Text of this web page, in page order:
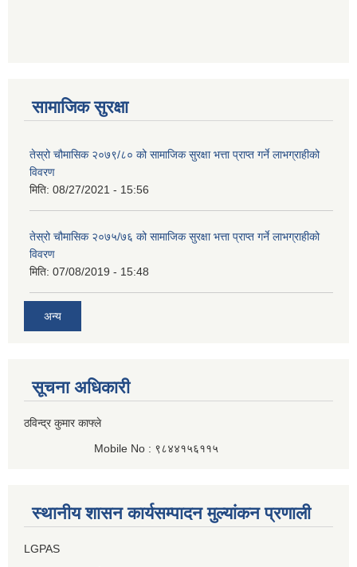
सामाजिक सुरक्षा
तेस्रो चौमासिक २०७९/८० को सामाजिक सुरक्षा भत्ता प्राप्त गर्ने लाभग्राहीको
विवरण
मिति: 08/27/2021 - 15:56
तेस्रो चौमासिक २०७५/७६ को सामाजिक सुरक्षा भत्ता प्राप्त गर्ने लाभग्राहीको
विवरण
मिति: 07/08/2019 - 15:48
अन्य
सूचना अधिकारी
ठविन्द्र कुमार काफ्ले
Mobile No : ९८४४१५६११५
स्थानीय शासन कार्यसम्पादन मुल्यांकन प्रणाली
LGPAS